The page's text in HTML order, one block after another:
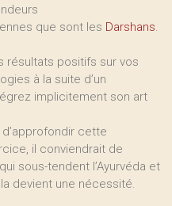
que sont les Darshans.
résultats positifs sur vos
à la suite d’un
implicitement son art
cette
il conviendrait de
sous-tendent l’Ayurvéda et
devient une nécessité.